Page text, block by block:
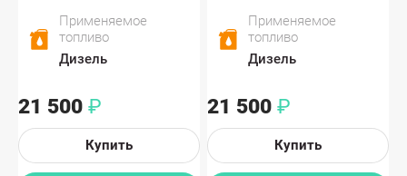
Применяемое
топливо
Дизель
21 500 ₽
Купить
Применяемое
топливо
Дизель
21 500 ₽
Купить